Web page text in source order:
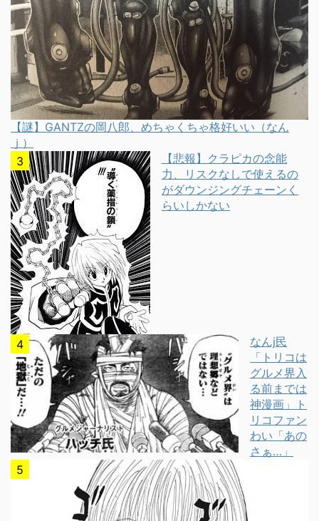
【謎】GANTZの岡八郎、めちゃくちゃ格好いい（なん
ｊ）
【悲報】クラピカの念能
力、リスクなしで使えるの
がダウンジングチェーンく
らいしかない
なんj民
「トリコは
グルメ界入
る前までは
神漫画」ト
リコファン
わい「あの
さぁ…」